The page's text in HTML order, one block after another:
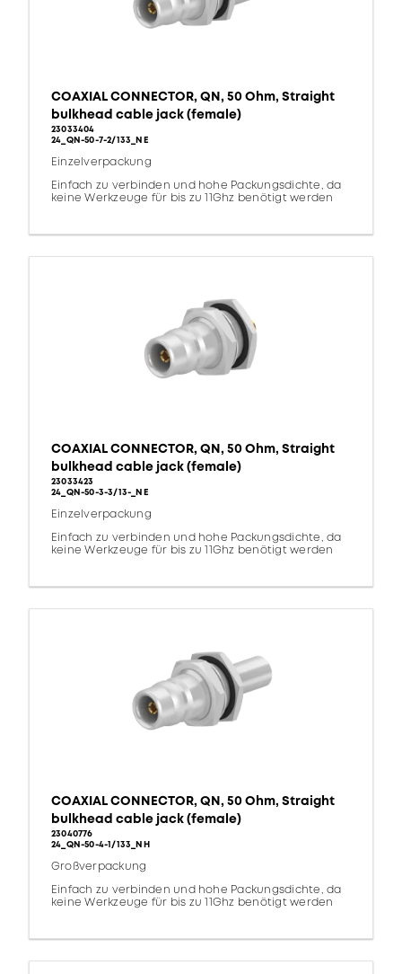
COAXIAL CONNECTOR, QN, 50 Ohm, Straight
bulkhead cable jack (female)
23033404
24_QN-50-7-2/133_NE
Einzelverpackung
Einfach zu verbinden und hohe Packungsdichte, da
keine Werkzeuge für bis zu 11Ghz benötigt werden
COAXIAL CONNECTOR, QN, 50 Ohm, Straight
bulkhead cable jack (female)
23033423
24_QN-50-3-3/13-_NE
Einzelverpackung
Einfach zu verbinden und hohe Packungsdichte, da
keine Werkzeuge für bis zu 11Ghz benötigt werden
COAXIAL CONNECTOR, QN, 50 Ohm, Straight
bulkhead cable jack (female)
23040776
24_QN-50-4-1/133_NH
Großverpackung
Einfach zu verbinden und hohe Packungsdichte, da
keine Werkzeuge für bis zu 11Ghz benötigt werden